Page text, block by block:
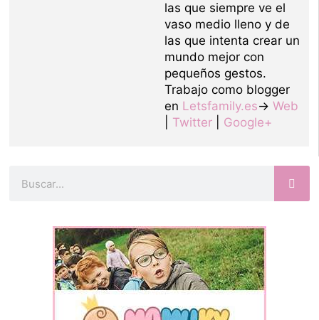
las que siempre ve el
vaso medio lleno y de
las que intenta crear un
mundo mejor con
pequeños gestos.
Trabajo como blogger
en Letsfamily.es→ Web
Twitter| Google+